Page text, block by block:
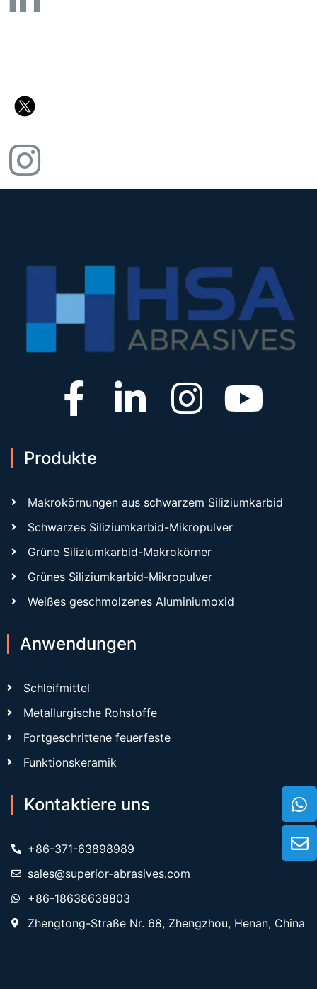
Produkte
Makrokörnungen aus schwarzem Siliziumkarbid
Schwarzes Siliziumkarbid-Mikropulver
Grüne Siliziumkarbid-Makrokörner
Grünes Siliziumkarbid-Mikropulver
Weißes geschmolzenes Aluminiumoxid
Anwendungen
Schleifmittel
Metallurgische Rohstoffe
Fortgeschrittene feuerfeste
Funktionskeramik
Kontaktiere uns
+86-371-63898989
sales@superior-abrasives.com
+86-18638638803
Zhengtong-Straße Nr. 68, Zhengzhou, Henan, China